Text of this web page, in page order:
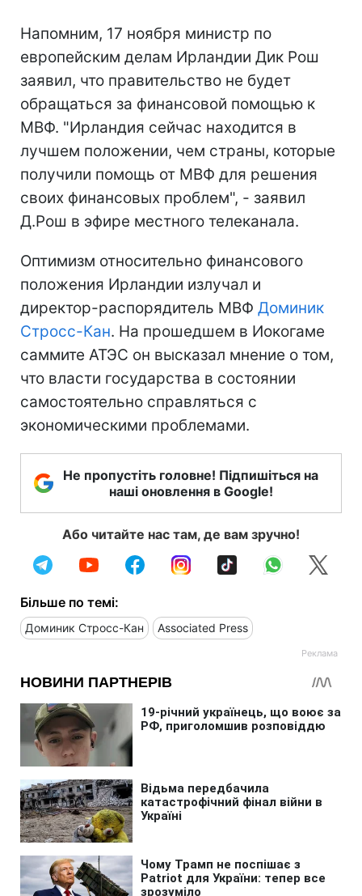
Напомним, 17 ноября министр по
европейским делам Ирландии Дик Рош
заявил, что правительство не будет
обращаться за финансовой помощью к
МВФ. "Ирландия сейчас находится в
лучшем положении, чем страны, которые
получили помощь от МВФ для решения
своих финансовых проблем", - заявил
Д.Рош в эфире местного телеканала.
Оптимизм относительно финансового
положения Ирландии излучал и
директор-распорядитель МВФ Доминик
Стросс-Кан. На прошедшем в Иокогаме
саммите АТЭС он высказал мнение о том,
что власти государства в состоянии
самостоятельно справляться с
экономическими проблемами.
Не пропустіть головне! Підпишіться на
наші оновлення в Google!
Або читайте нас там, де вам зручно!
Більше по темі:
Доминик Стросс-Кан Associated Press